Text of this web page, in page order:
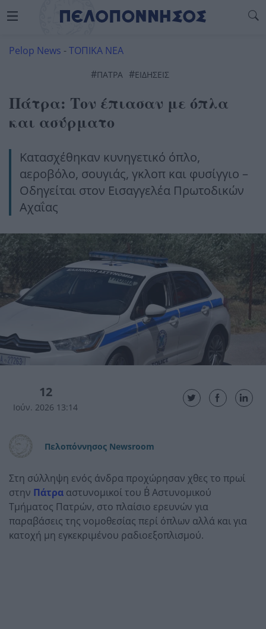
Pelop News -ΤΟΠΙΚΑ ΝΕΑ
#ΠΆΤΡΑ #ΕΙΔΗΣΕΙΣ
Πάτρα: Τον έπιασαν με όπλα
και ασύρματο
Κατασχέθηκαν κυνηγετικό όπλο,
αεροβόλο, σουγιάς, γκλοπ και φυσίγγιο –
Οδηγείται στον Εισαγγελέα Πρωτοδικών
Αχαΐας
12
Ιούν. 2026 13:14
Πελοπόννησος Newsroom
Στη σύλληψη ενός άνδρα προχώρησαν χθες το πρωί
στην Πάτρα αστυνομικοί του Β΄ Αστυνομικού
Τμήματος Πατρών, στο πλαίσιο ερευνών για
παραβάσεις της νομοθεσίας περί όπλων αλλά και για
κατοχή μη εγκεκριμένου ραδιοεξοπλισμού.